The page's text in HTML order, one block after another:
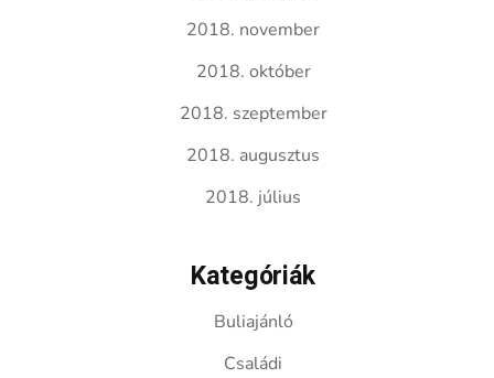
2018. november
2018. október
2018. szeptember
2018. augusztus
2018. július
Kategóriák
Buliajánló
Családi